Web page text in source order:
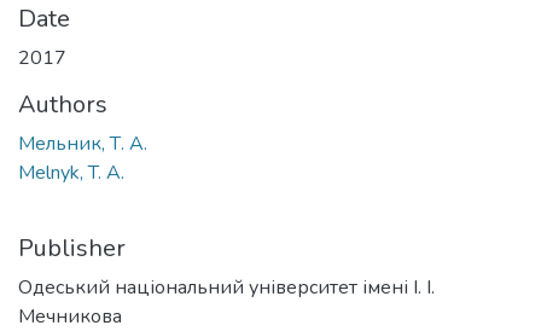
Date
2017
Authors
Мельник, Т. А.
Melnyk, T. A.
Publisher
Одеський національний університет імені І. І.
Мечникова